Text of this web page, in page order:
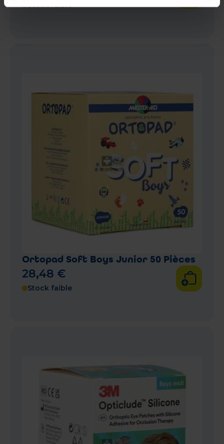
Stock faible
Ortopad Soft Boys Junior 50 Pièces
28,48 €
Stock faible